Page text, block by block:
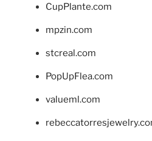
CupPlante.com
mpzin.com
stcreal.com
PopUpFlea.com
valueml.com